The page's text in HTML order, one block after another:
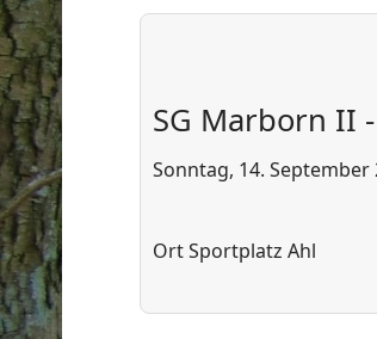
SG Marborn II
Sonntag, 14. September
OrtSportplatz Ahl
anzeigen